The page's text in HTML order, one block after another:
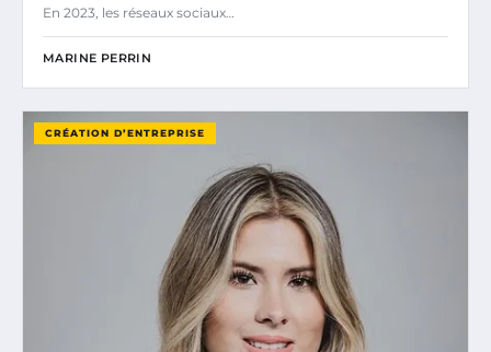
En 2023, les réseaux sociaux…
MARINE PERRIN
CRÉATION D’ENTREPRISE